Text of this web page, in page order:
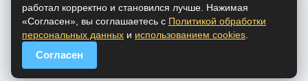
работал корректно и становился лучше. Нажимая
«Согласен», вы соглашаетесь с Политикой обработки
персональных данных и использованием cookies
Согласен